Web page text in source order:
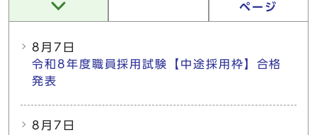
ページ
8月7日
令和8年度職員採用試験【中途採用枠】合格
発表
8月7日